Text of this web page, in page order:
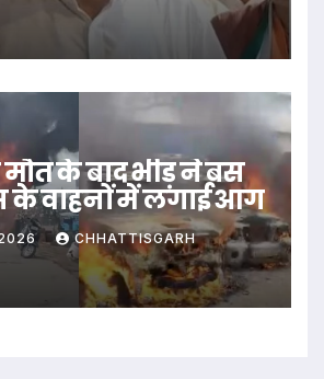
के बाद भीड़ ने बस
वाहनों में लगाई आग
CHHATTISGARH